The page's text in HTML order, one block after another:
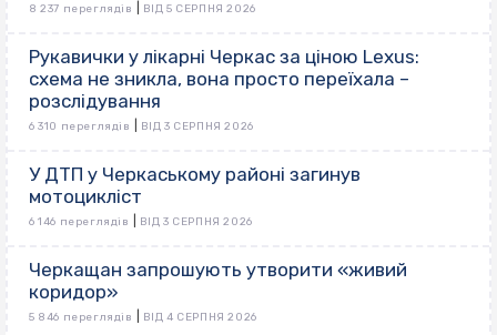
8 237 переглядів ВІД 5 СЕРПНЯ 2026
Рукавички у лікарні Черкас за ціною Lexus:
схема не зникла, вона просто переїхала –
розслідування
6 310 переглядів ВІД 3 СЕРПНЯ 2026
У ДТП у Черкаському районі загинув
мотоцикліст
6 146 переглядів ВІД 3 СЕРПНЯ 2026
Черкащан запрошують утворити «живий
коридор»
5 846 переглядів ВІД 4 СЕРПНЯ 2026